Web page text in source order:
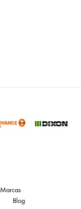
Marcas
Blog